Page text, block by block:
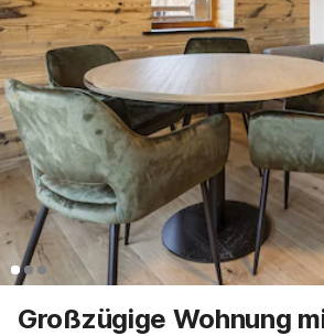
Großzügige Wohnung